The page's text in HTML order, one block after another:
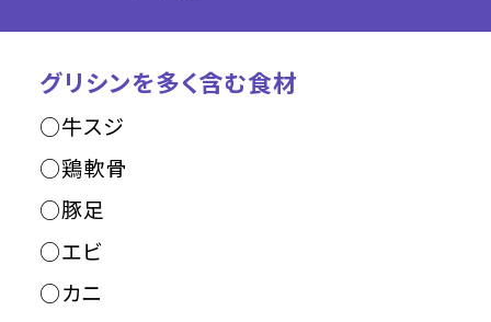
グリシンを多く含む食材
○牛スジ
○鶏軟骨
○豚足
○エビ
○カニ